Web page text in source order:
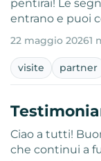
pentirai! Le
entrano e puoi
22 maggio 20261
visite partner
Ciao a tutti!
che continui a